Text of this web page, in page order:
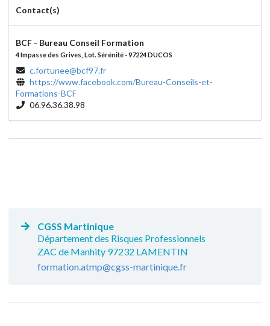
Contact(s)
BCF - Bureau Conseil Formation
4 Impasse des Grives, Lot. Sérénité - 97224 DUCOS
c.fortunee@bcf97.fr
https://www.facebook.com/Bureau-Conseils-et-
Formations-BCF
06.96.36.38.98
CGSS Martinique
Département des Risques Professionnels
ZAC de Manhity 97232 LAMENTIN
formation.atmp@cgss-martinique.fr